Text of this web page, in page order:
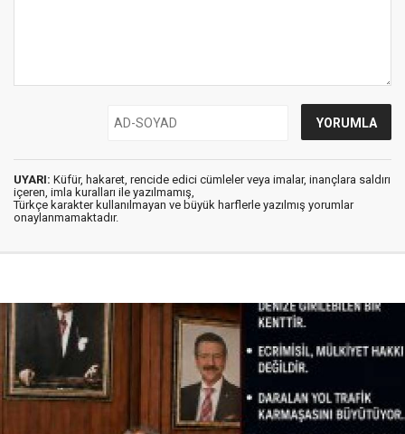
UYARI: Küfür, hakaret, rencide edici cümleler veya imalar, inançlara saldırı
içeren, imla kuralları ile yazılmamış,
Türkçe karakter kullanılmayan ve büyük harflerle yazılmış yorumlar
onaylanmamaktadır.